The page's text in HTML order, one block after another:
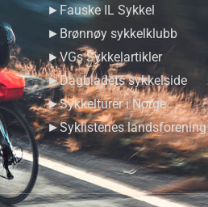
►Fauske IL Sykkel
►Brønnøy sykkelklubb
►VGs Sykkelartikler
►Dagbladets sykkelside
►Sykkelturer i Norge
►Syklistenes landsforening